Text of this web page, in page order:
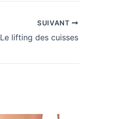
SUIVANT
Le lifting des cuisses